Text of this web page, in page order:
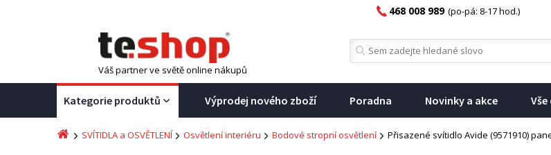
468 008 989 (po-pá: 8-17 hod.)
Váš partner ve světě online nákupů
Kategorie produktů Výprodej nového zboží Poradna Novinky a akce
SVÍTIDLA a OSVĚTLENÍ Osvětlení interiéru Bodové stropní osvětlení Přisazené svítidlo Avide (9571910)